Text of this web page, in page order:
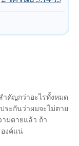
คัญกว่าอะไรทั้งหมด
ระกันว่าผมจะไม่ตาย
ามตายแล้ว ถ้า
งค์แน่